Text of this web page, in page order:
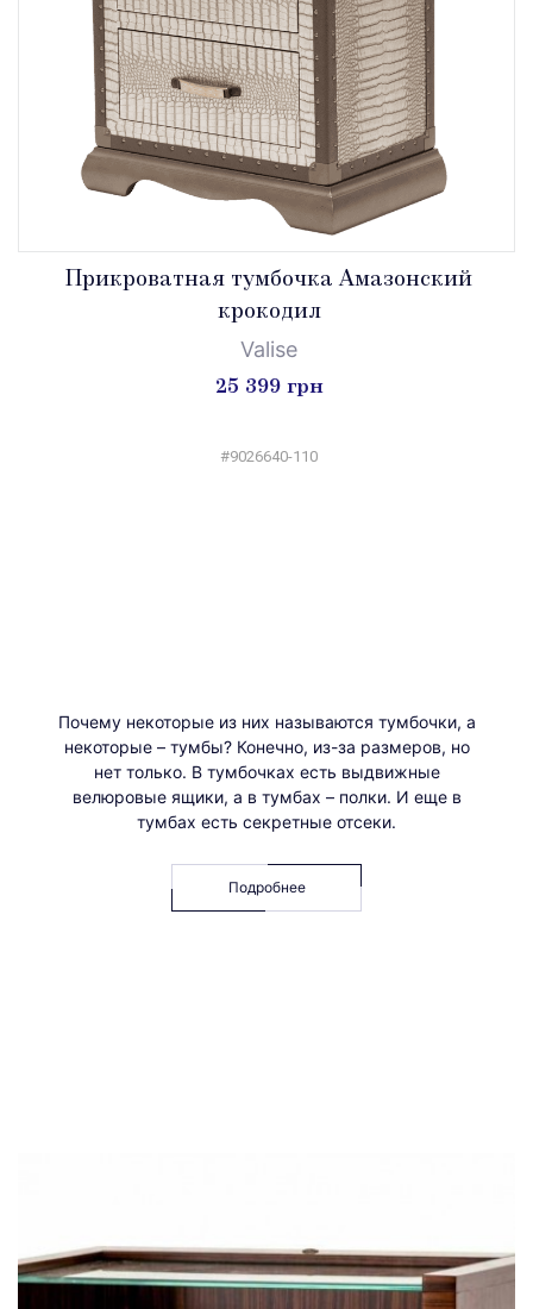
Прикроватная тумбочка Амазонский
крокодил
Valise
25 399 грн
#9026640-110
Почему некоторые из них называются тумбочки, а
некоторые – тумбы? Конечно, из-за размеров, но
нет только. В тумбочках есть выдвижные
велюровые ящики, а в тумбах – полки. И еще в
тумбах есть секретные отсеки.
Подробнее